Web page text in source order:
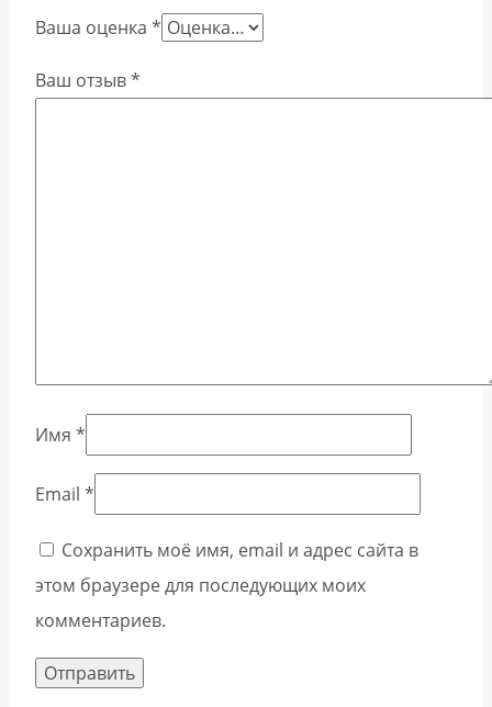
Ваша оценка *
Ваш отзыв*
Имя *
Email *
Сохранить моё имя, email и адрес сайта в
этом браузере для последующих моих
комментариев.